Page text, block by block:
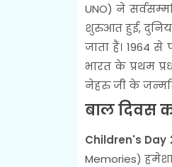
UNO) ने
शुरुआत हुई,
जाता हैं। 1964 से
भारत के प्रथम
नेहरु जी के
बाल दिवस
Children's Day
Memories)